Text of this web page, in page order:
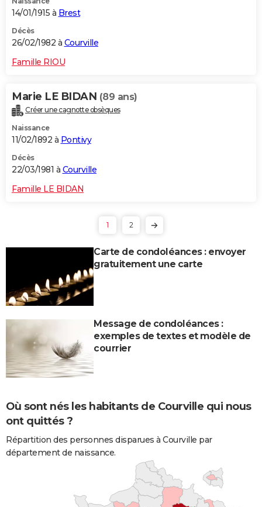
14/01/1915 à Brest
Décès
26/02/1982 à Courville
Famille RIOU
Marie LE BIDAN (89 ans)
Créer une cagnotte obsèques
Naissance
11/02/1892 à Pontivy
Décès
22/03/1981 à Courville
Famille LE BIDAN
1 2
Carte de condoléances : envoyer
gratuitement une carte
Message de condoléances :
exemples de textes et modèle de
courrier
Où sont nés les habitants de Courville qui nous
ont quittés ?
Répartition des personnes disparues à Courville par
département de naissance.